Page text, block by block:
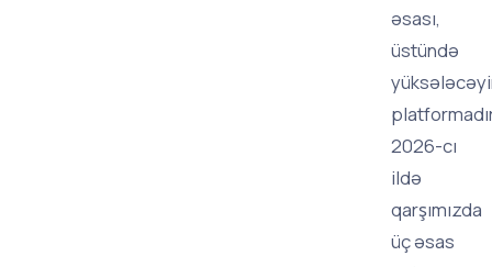
əsası,
üstündə
2026-cı
ildə
qarşımızda
üç əsas